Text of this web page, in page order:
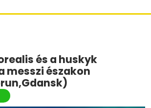
és a huskyk
messzi északon